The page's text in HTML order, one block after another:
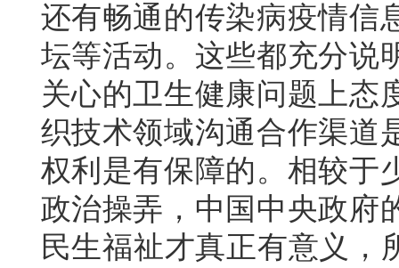
还有畅通的传染病疫情信
坛等活动。这些都充分说
关心的卫生健康问题上态
织技术领域沟通合作渠道
权利是有保障的。相较于
政治操弄，中国中央政府
民生福祉才真正有意义，